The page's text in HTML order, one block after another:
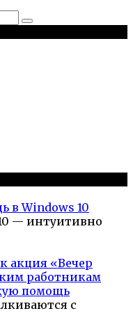
в Windows 10
— интуитивно
акция «Вечер
работникам
помощь
с